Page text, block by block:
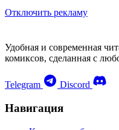
Отключить рекламу
Удобная и современная
комиксов, сделанная с
Telegram Discord
Навигация